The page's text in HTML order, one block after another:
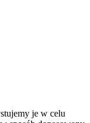
je w celu